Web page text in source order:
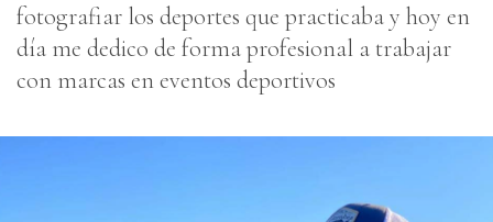
fotografiar los deportes que practicaba y hoy en
día me dedico de forma profesional a trabajar
con marcas en eventos deportivos